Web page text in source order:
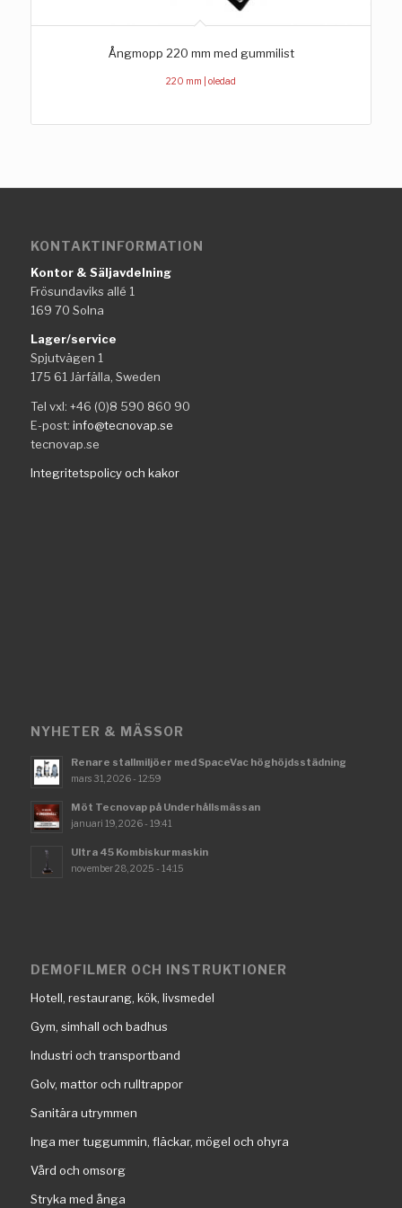
Ångmopp 220 mm med gummilist
220 mm | oledad
KONTAKTINFORMATION
Kontor & Säljavdelning
Frösundaviks allé 1
169 70 Solna
Lager/service
Spjutvägen 1
175 61 Järfälla, Sweden
Tel vxl: +46 (0)8 590 860 90
E-post: info@tecnovap.se
tecnovap.se
Integritetspolicy och kakor
NYHETER & MÄSSOR
Renare stallmiljöer med SpaceVac höghöjdsstädning
mars 31, 2026 - 12:59
Möt Tecnovap på Underhållsmässan
januari 19, 2026 - 19:41
Ultra 45 Kombiskurmaskin
november 28, 2025 - 14:15
DEMOFILMER OCH INSTRUKTIONER
Hotell, restaurang, kök, livsmedel
Gym, simhall och badhus
Industri och transportband
Golv, mattor och rulltrappor
Sanitära utrymmen
Inga mer tuggummin, fläckar, mögel och ohyra
Vård och omsorg
Stryka med ånga